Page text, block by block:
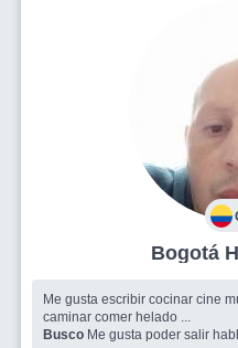
Me gusta escribir cocinar cine
caminar comer helado ...
Busco Me gusta poder salir